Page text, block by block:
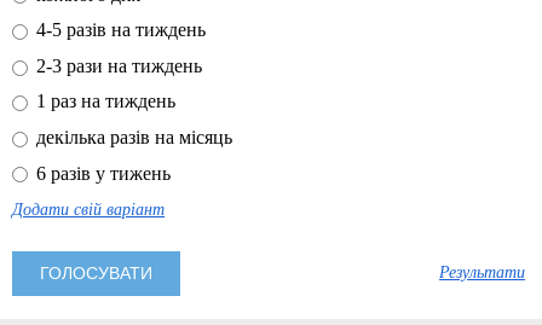
4-5 разів на тиждень
2-3 рази на тиждень
1 раз на тиждень
декілька разів на місяць
6 разів у тижень
Додати свій варіант
Результати